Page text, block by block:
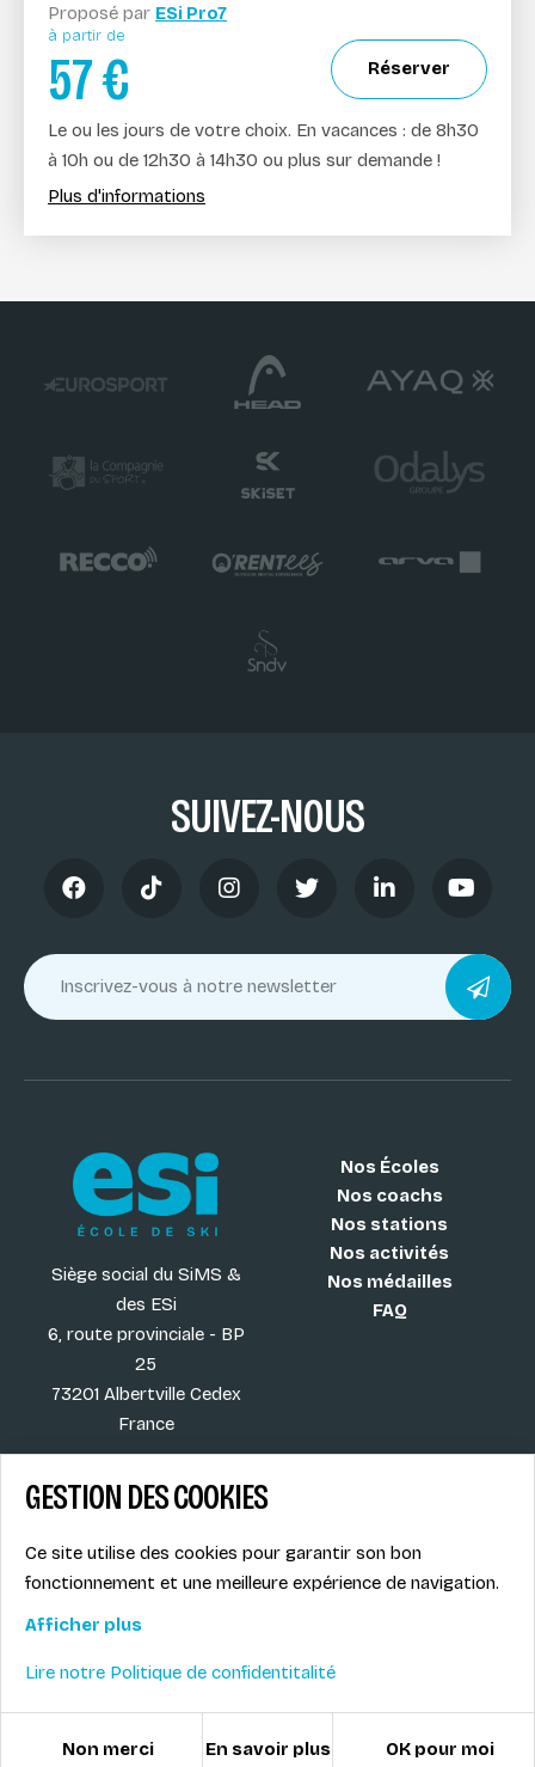
Proposé par ESi Pro7
à partir de
57€ Réserver
Le ou les jours de votre choix. En vacances : de 8h30
à 10h ou de 12h30 à 14h30 ou plus sur demande !
Plus d'informations
SUIVEZ-NOUS
Siège social du SiMS &
des ESi
6, route provinciale - BP
25
73201 Albertville Cedex
France
Nos Écoles
Nos coachs
Nos stations
Nos activités
Nos médailles
FAQ
Les plus ESI
Offres d'emploi
Le syndicat SIMS
Mentions légales
Politique de
© ESI / École de Ski Internationale Gestion des cookies
GESTION DES COOKIES
Ce site utilise des cookies pour garantir son bon
fonctionnement et une meilleure expérience de navigation.
Afficher plus
Lire notre Politique de confidentitalité
Non merci En savoir plus OK pour moi